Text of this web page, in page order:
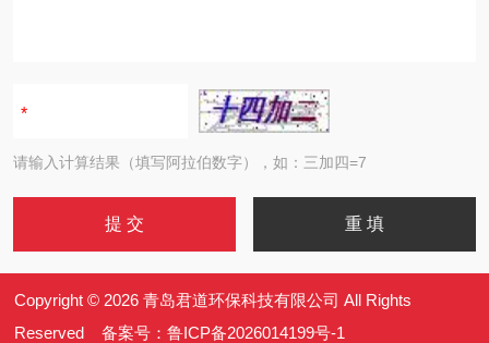
请输入计算结果（填写阿拉伯数字），如：三加四=7
Copyright © 2026 青岛君道环保科技有限公司 All Rights
Reserved 备案号：鲁ICP备2026014199号-1